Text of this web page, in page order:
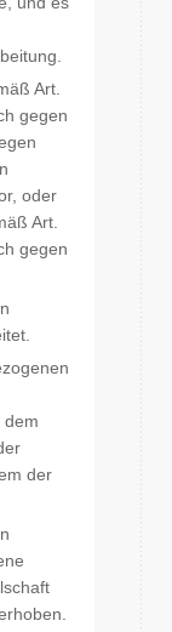
Art.
gegen
oder
Art.
gegen
dem
der